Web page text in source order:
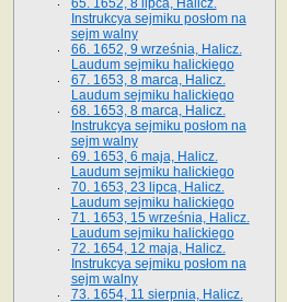
65. 1652, 8 lipca, Halicz.
Instrukcya sejmiku posłom na
sejm walny
66. 1652, 9 września, Halicz.
Laudum sejmiku halickiego
67. 1653, 8 marca, Halicz.
Laudum sejmiku halickiego
68. 1653, 8 marca, Halicz.
Instrukcya sejmiku posłom na
sejm walny
69. 1653, 6 maja, Halicz.
Laudum sejmiku halickiego
70. 1653, 23 lipca, Halicz.
Laudum sejmiku halickiego
71. 1653, 15 września, Halicz.
Laudum sejmiku halickiego
72. 1654, 12 maja, Halicz.
Instrukcya sejmiku posłom na
sejm walny
73. 1654, 11 sierpnia, Halicz.